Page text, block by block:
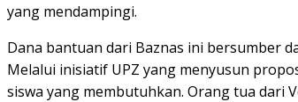
yang mendampingi.
Dana bantuan dari Baznas ini bersumber
Melalui inisiatif UPZ yang menyusun
siswa yang membutuhkan. Orang tua dari